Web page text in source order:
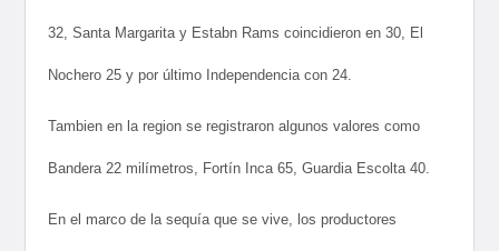
32, Santa Margarita y Estabn Rams coincidieron en 30, El
Nochero 25 y por último Independencia con 24.
Tambien en la region se registraron algunos valores como
Bandera 22 milímetros, Fortín Inca 65, Guardia Escolta 40.
En el marco de la sequía que se vive, los productores